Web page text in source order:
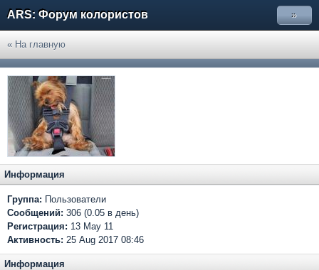
ARS: Форум колористов »
« На главную
Информация
Группа: Пользователи
Сообщений: 306 (0.05 в день)
Регистрация: 13 May 11
Активность: 25 Aug 2017 08:46
Информация